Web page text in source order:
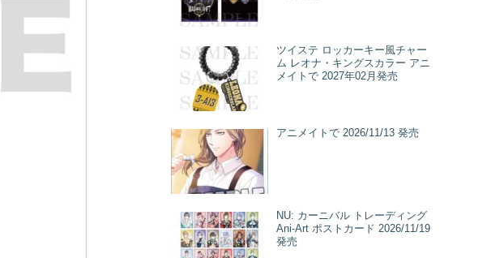
ツイステ ロッカーキー風チャー
ム レオナ・キングスカラー アニ
メイトで 2027年02月発売
アニメイトで 2026/11/13 発売
NU: カーニバル トレーディング
Ani-Art ポストカード 2026/11/19
発売